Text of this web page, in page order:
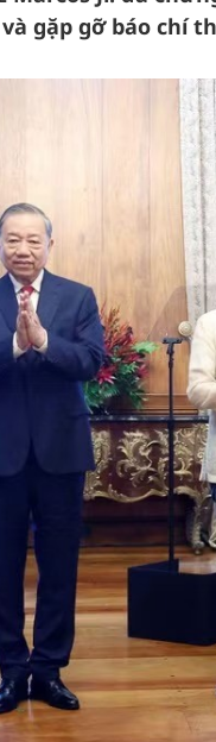
gặp gỡ báo chí